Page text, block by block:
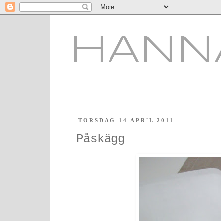
TORSDAG 14 APRIL 2011
Påskägg